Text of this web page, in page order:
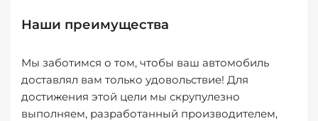
Наши преимущества
Мы заботимся о том, чтобы ваш автомобиль
доставлял вам только удовольствие! Для
достижения этой цели мы скрупулезно
выполняем, разработанный производителем,